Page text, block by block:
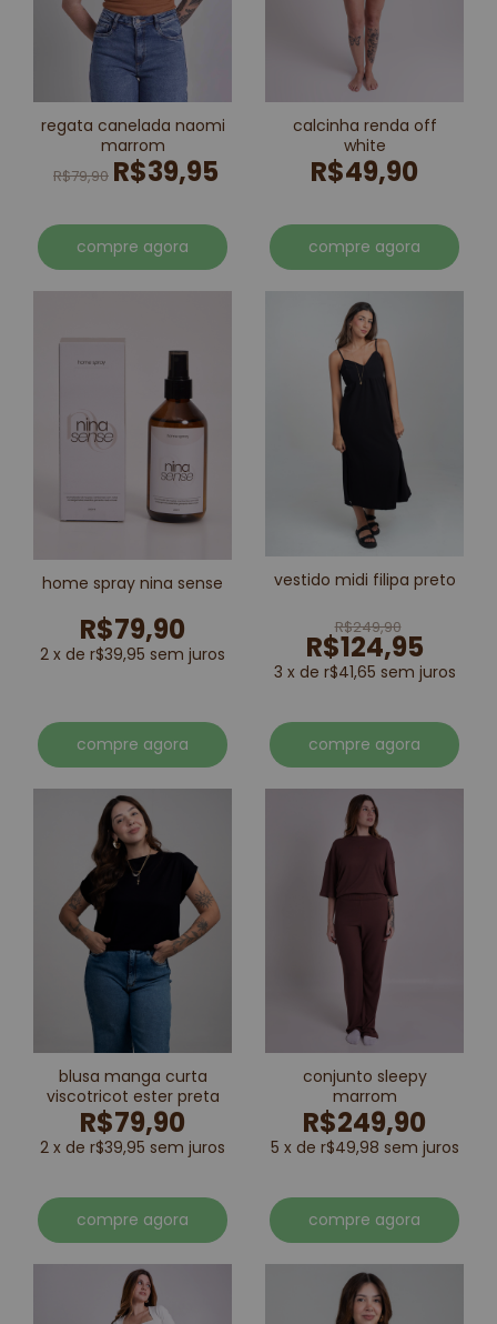
regata canelada naomi
marrom
R$79,90 R$39,95
compre agora
calcinha renda off
white
R$49,90
compre agora
home spray nina sense
R$79,90
2 x de r$39,95 sem juros
compre agora
vestido midi filipa preto
R$249,90
R$124,95
3 x de r$41,65 sem juros
compre agora
blusa manga curta
viscotricot ester preta
R$79,90
2 x de r$39,95 sem juros
compre agora
conjunto sleepy
marrom
R$249,90
5 x de r$49,98 sem juros
compre agora